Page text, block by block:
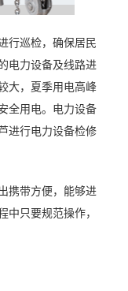
行巡检，确保居民
电力设备及线路进
大，夏季用电高峰
全用电。电力设备
进行电力设备检修
携带方便，能够进
只要规范操作，